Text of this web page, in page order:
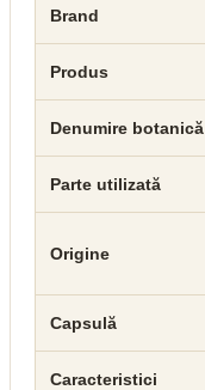
Brand
Produs
Denumire botanică
Parte utilizată
Origine
Capsulă
Caracteristici